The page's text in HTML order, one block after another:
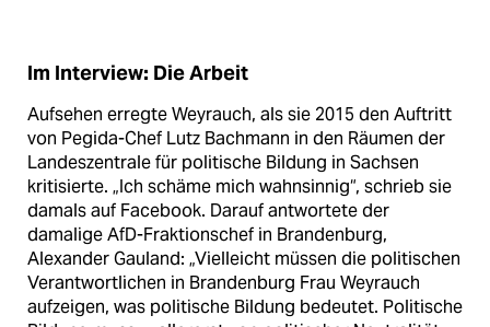
Im Interview: Die Arbeit
Aufsehen erregte Weyrauch, als sie 2015 den Auftritt
von Pegida-Chef Lutz Bachmann in den Räumen der
Landeszentrale für politische Bildung in Sachsen
kritisierte. „Ich schäme mich wahnsinnig“, schrieb sie
damals auf Facebook. Darauf antwortete der
damalige AfD-Fraktionschef in Brandenburg,
Alexander Gauland: „Vielleicht müssen die politischen
Verantwortlichen in Brandenburg Frau Weyrauch
aufzeigen, was politische Bildung bedeutet. Politische